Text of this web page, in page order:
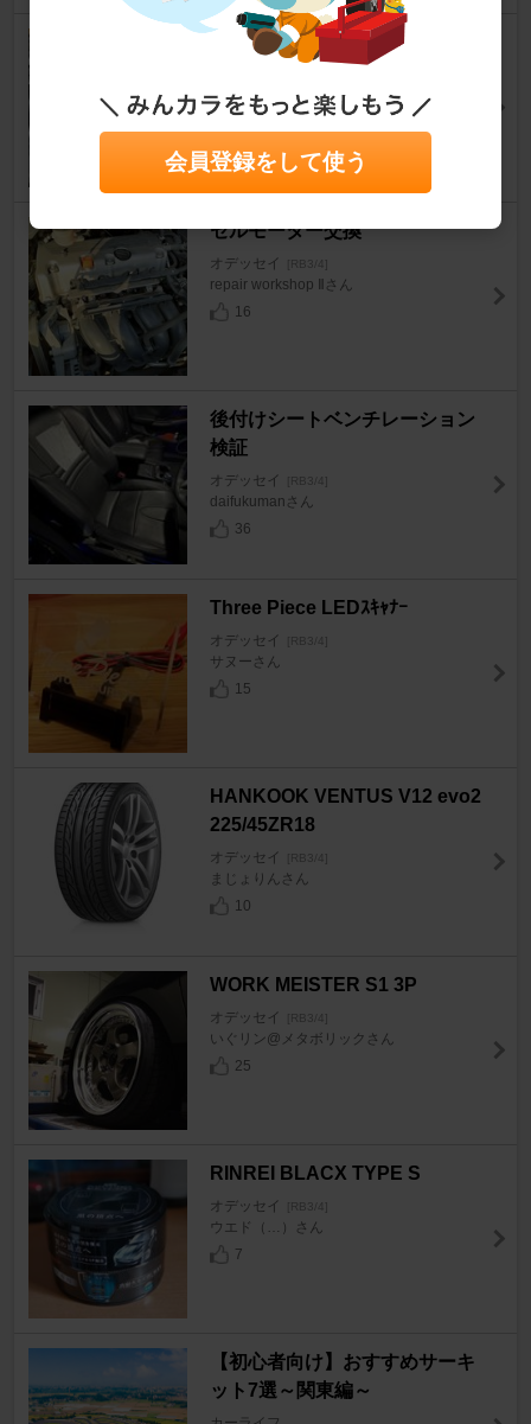
オルタネーター、セルモーター
オデッセイ [RB3/4]
10
セルモーター交換
オデッセイ [RB3/4]
repair workshop Ⅱさん
16
後付けシートベンチレーション
検証
オデッセイ [RB3/4]
daifukumanさん
36
Three Piece LEDｽｷｬﾅｰ
オデッセイ [RB3/4]
サヌーさん
15
HANKOOK VENTUS V12 evo2
225/45ZR18
オデッセイ [RB3/4]
まじょりんさん
10
WORK MEISTER S1 3P
オデッセイ [RB3/4]
いぐリン@メタボリックさん
25
RINREI BLACX TYPE S
オデッセイ [RB3/4]
ウエド（…）さん
7
【初心者向け】おすすめサーキ
ット7選～関東編～
会員登録をして使う